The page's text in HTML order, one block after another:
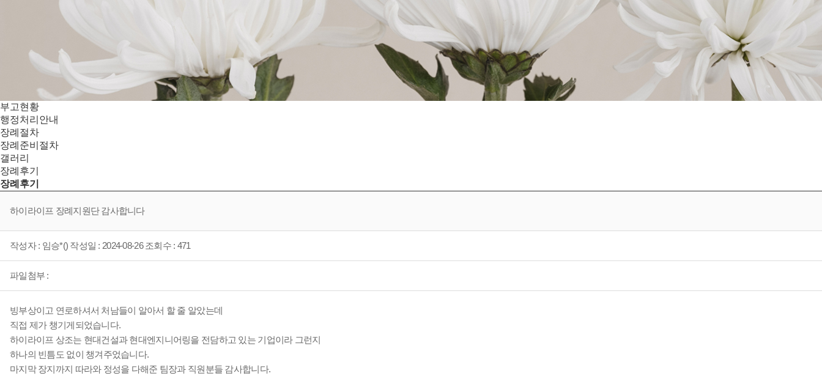
부고현황
행정처리안내
장례절차
장례준비절차
갤러리
장례후기
장례후기
하이라이프 장례지원단 감사합니다
작성자 : 임승*() 작성일 : 2024-08-26 조회수 : 471
파일첨부 :
빙부상이고 연로하셔서 처남들이 알아서 할 줄 알았는데
직접 제가 챙기게되었습니다.
하이라이프 상조는 현대건설과 현대엔지니어링을 전담하고 있는 기업이라 그런지
하나의 빈틈도 없이 챙겨주었습니다.
마지막 장지까지 따라와 정성을 다해준 팀장과 직원분들 감사합니다.